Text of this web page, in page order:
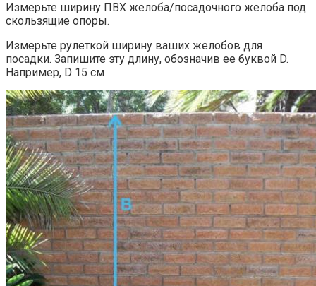
Измерьте ширину ПВХ желоба/посадочного желоба под
скользящие опоры.
Измерьте рулеткой ширину ваших желобов для
посадки. Запишите эту длину, обозначив ее буквой D.
Например, D 15 см